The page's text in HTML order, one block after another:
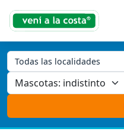
Todas las localidades